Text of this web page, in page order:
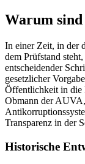
Warum sind
In einer Zeit, in der
dem Prüfstand
entscheidender
gesetzlicher
Öffentlichkeit in die
Obmann der
Transparenz in der
Historische